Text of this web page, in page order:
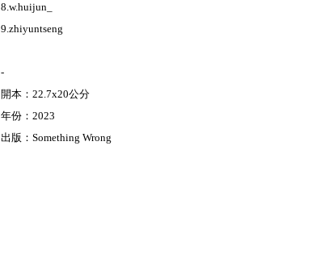
8.w.huijun_
9.zhiyuntseng
-
開本：22.7x20公分
年份：2023
出版：Something Wrong